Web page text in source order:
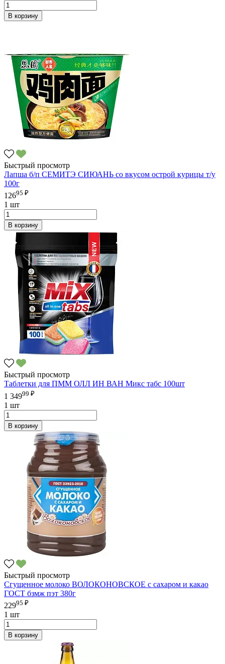
В корзину
Быстрый просмотр
Лапша б/п СЕМИТЭ СИЮАНЬ со вкусом острой курицы т/у
100г
12695 ₽
1 шт
В корзину
Быстрый просмотр
Таблетки для ПММ ОЛЛ ИН ВАН Микс табс 100шт
1 34999 ₽
1 шт
В корзину
Быстрый просмотр
Сгущенное молоко ВОЛОКОНОВСКОЕ с сахаром и какао
ГОСТ бзмж пэт 380г
22995 ₽
1 шт
В корзину